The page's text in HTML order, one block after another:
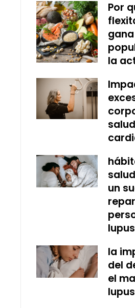
Por
gana
la
salud
un
lupus
la
del
el